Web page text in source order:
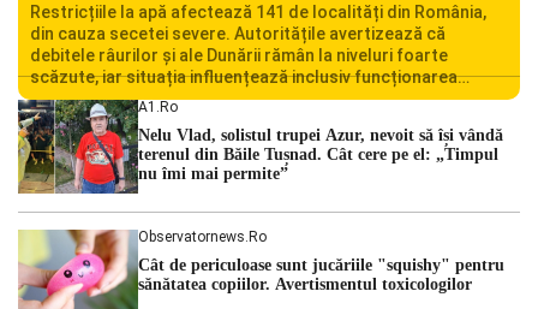
Restricțiile la apă afectează 141 de localități din România,
din cauza secetei severe. Autoritățile avertizează că
debitele râurilor și ale Dunării rămân la niveluri foarte
scăzute, iar situația influențează inclusiv funcționarea
Centralei Nucleare de la Cernavodă. România se confruntă
cu una dintre cele mai dificile perioade din punct de vedere
hidrologic din ultimii ani. Lipsa […]
A1.ro
Nelu Vlad, solistul trupei Azur, nevoit să își vândă
terenul din Băile Tușnad. Cât cere pe el: „Timpul
nu îmi mai permite”
Observatornews.ro
Cât de periculoase sunt jucăriile "squishy" pentru
sănătatea copiilor. Avertismentul toxicologilor